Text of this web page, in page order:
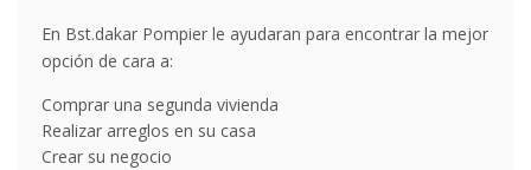
En Bst.dakar Pompier le ayudaran para encontrar la mejor
opción de cara a:
Comprar una segunda vivienda
Realizar arreglos en su casa
Crear su negocio